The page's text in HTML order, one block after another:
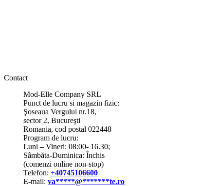
Contact
Mod-Elle Company SRL
Punct de lucru si magazin fizic:
Şoseaua Vergului nr.18,
sector 2, Bucureşti
Romania, cod postal 022448
Program de lucru:
Luni – Vineri: 08:00- 16.30;
Sâmbăta-Duminica: Închis
(comenzi online non-stop)
Telefon: +40745106600
E-mail: va*****@*******te.ro